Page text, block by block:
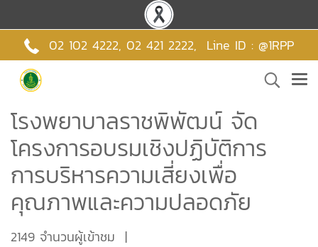
02 102 4222, 02 421 2222, Line ID : @1RPP
โรงพยาบาลราชพิพัฒน์ จัด
โครงการอบรมเชิงปฏิบัติการ
การบริหารความเสี่ยงเพื่อ
คุณภาพและความปลอดภัย
2149 จำนวนผู้เข้าชม |